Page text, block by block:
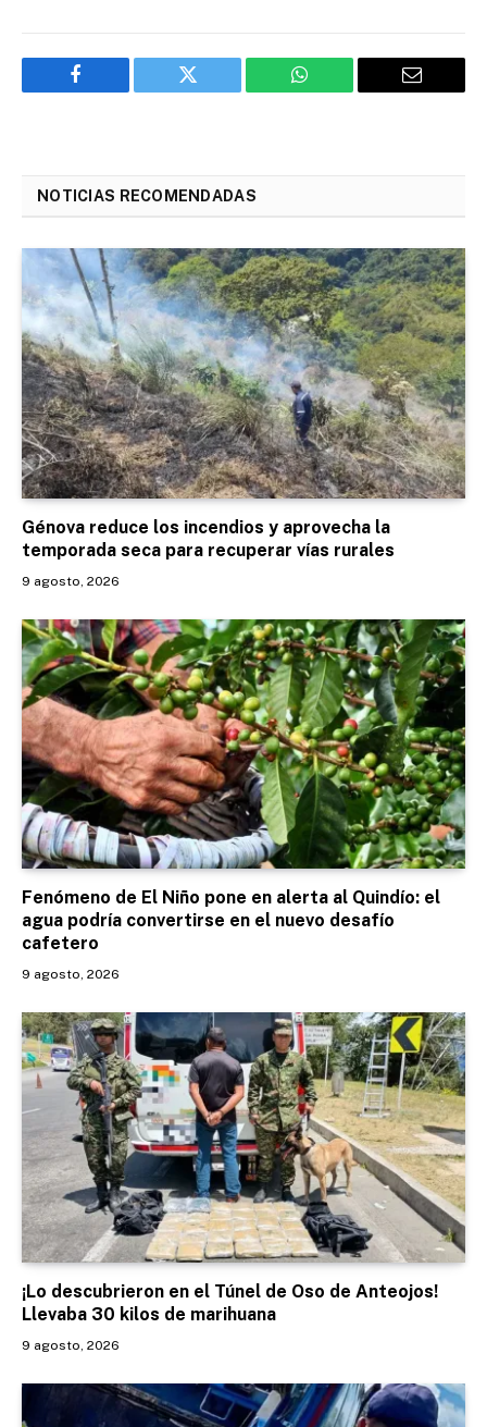
Facebook Twitter WhatsApp Email
NOTICIAS RECOMENDADAS
Génova reduce los incendios y aprovecha la
temporada seca para recuperar vías rurales
9 agosto, 2026
Fenómeno de El Niño pone en alerta al Quindío: el
agua podría convertirse en el nuevo desafío
cafetero
9 agosto, 2026
¡Lo descubrieron en el Túnel de Oso de Anteojos!
Llevaba 30 kilos de marihuana
9 agosto, 2026